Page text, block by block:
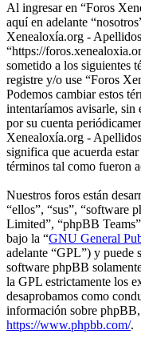
Al ingresar en “Foros
aquí en adelante
Xenealoxía.org -
“https://
sometido a los siguientes
registre y/o use “Foros
Podemos cambiar estos
intentaríamos avisarle, sin
por su cuenta
Xenealoxía.org -
significa que acuerda
términos tal como fueron
Nuestros foros están
“ellos”, “sus”, “software
Limited”, “phpBB
bajo la “GNU General
adelante “GPL”) y puede
software phpBB
la GPL estrictamente los
desaprobamos como
información sobre
https://www.phpbb.com/.